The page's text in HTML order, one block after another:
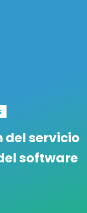
del servicio
software